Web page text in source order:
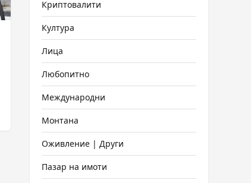
Криптовалити
Култура
Лица
Любопитно
Международни
Монтана
Оживление | Други
Пазар на имоти